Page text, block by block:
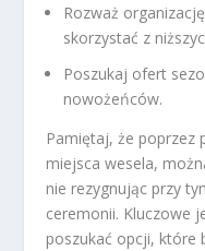
Rozważ
skorzystać z
Poszukaj ofert
nowożeńców.
Pamiętaj, że poprzez
miejsca wesela,
nie rezygnując przy
ceremonii. Kluczowe
poszukać opcji, które